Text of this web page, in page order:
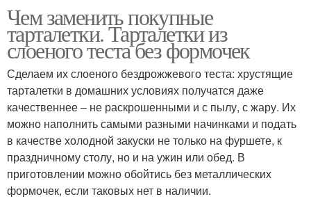
Чем заменить покупные
тарталетки. Тарталетки из
слоеного теста без формочек
Сделаем их слоеного бездрожжевого теста: хрустящие
тарталетки в домашних условиях получатся даже
качественнее – не раскрошенными и с пылу, с жару. Их
можно наполнить самыми разными начинками и подать
в качестве холодной закуски не только на фуршете, к
праздничному столу, но и на ужин или обед. В
приготовлении можно обойтись без металлических
формочек, если таковых нет в наличии.